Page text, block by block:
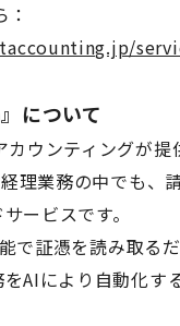
ついて
ウンティングが提
理業務の中でも、
ービスです。
証憑を読み取るだ
AIにより自動化す